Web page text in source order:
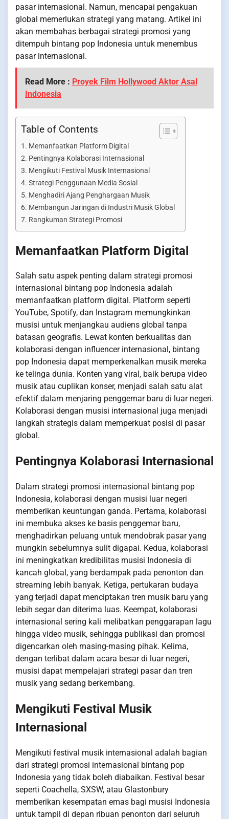
pasar internasional. Namun, mencapai pengakuan
global memerlukan strategi yang matang. Artikel ini
akan membahas berbagai strategi promosi yang
ditempuh bintang pop Indonesia untuk menembus
pasar internasional.
Read More : Proyek Film Hollywood Aktor Asal
Indonesia
Table of Contents
Memanfaatkan Platform Digital
Pentingnya Kolaborasi Internasional
Mengikuti Festival Musik Internasional
Strategi Penggunaan Media Sosial
Menghadiri Ajang Penghargaan Musik
Membangun Jaringan di Industri Musik Global
Rangkuman Strategi Promosi
Memanfaatkan Platform Digital
Salah satu aspek penting dalam strategi promosi
internasional bintang pop Indonesia adalah
memanfaatkan platform digital. Platform seperti
YouTube, Spotify, dan Instagram memungkinkan
musisi untuk menjangkau audiens global tanpa
batasan geografis. Lewat konten berkualitas dan
kolaborasi dengan influencer internasional, bintang
pop Indonesia dapat memperkenalkan musik mereka
ke telinga dunia. Konten yang viral, baik berupa video
musik atau cuplikan konser, menjadi salah satu alat
efektif dalam menjaring penggemar baru di luar negeri.
Kolaborasi dengan musisi internasional juga menjadi
langkah strategis dalam memperkuat posisi di pasar
global.
Pentingnya Kolaborasi Internasional
Dalam strategi promosi internasional bintang pop
Indonesia, kolaborasi dengan musisi luar negeri
memberikan keuntungan ganda. Pertama, kolaborasi
ini membuka akses ke basis penggemar baru,
menghadirkan peluang untuk mendobrak pasar yang
mungkin sebelumnya sulit digapai. Kedua, kolaborasi
ini meningkatkan kredibilitas musisi Indonesia di
kancah global, yang berdampak pada penonton dan
streaming lebih banyak. Ketiga, pertukaran budaya
yang terjadi dapat menciptakan tren musik baru yang
lebih segar dan diterima luas. Keempat, kolaborasi
internasional sering kali melibatkan penggarapan lagu
hingga video musik, sehingga publikasi dan promosi
digencarkan oleh masing-masing pihak. Kelima,
dengan terlibat dalam acara besar di luar negeri,
musisi dapat mempelajari strategi pasar dan tren
musik yang sedang berkembang.
Mengikuti Festival Musik
Internasional
Mengikuti festival musik internasional adalah bagian
dari strategi promosi internasional bintang pop
Indonesia yang tidak boleh diabaikan. Festival besar
seperti Coachella, SXSW, atau Glastonbury
memberikan kesempatan emas bagi musisi Indonesia
untuk tampil di depan ribuan penonton dari seluruh